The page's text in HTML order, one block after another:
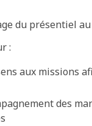
du présentiel
:
aux missions
des